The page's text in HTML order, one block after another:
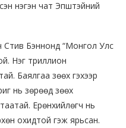
нэгэн чат Эпштэйний
Стив Бэннонд “Монгол Улс
Нэг триллион
Баялгаа зөөх гэхээр
нь зөрөөд зөөх
Ерөнхийлөгч нь
охидтой гэж ярьсан.